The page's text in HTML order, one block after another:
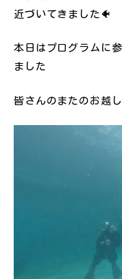
近づいてきました🐠
本日はプログラムに
ました
皆さんのまたのお越